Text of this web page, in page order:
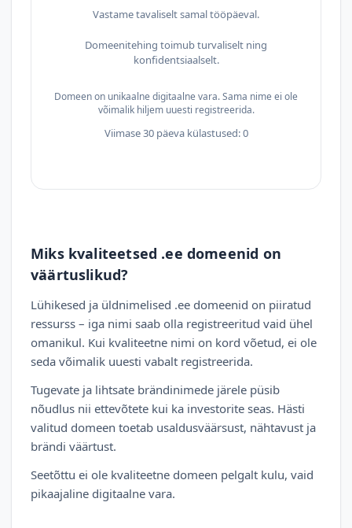
Vastame tavaliselt samal tööpäeval.
Domeenitehing toimub turvaliselt ning
konfidentsiaalselt.
Domeen on unikaalne digitaalne vara. Sama nime ei ole
võimalik hiljem uuesti registreerida.
Viimase 30 päeva külastused: 0
Miks kvaliteetsed .ee domeenid on
väärtuslikud?
Lühikesed ja üldnimelised .ee domeenid on piiratud
ressurss – iga nimi saab olla registreeritud vaid ühel
omanikul. Kui kvaliteetne nimi on kord võetud, ei ole
seda võimalik uuesti vabalt registreerida.
Tugevate ja lihtsate brändinimede järele püsib
nõudlus nii ettevõtete kui ka investorite seas. Hästi
valitud domeen toetab usaldusväärsust, nähtavust ja
brändi väärtust.
Seetõttu ei ole kvaliteetne domeen pelgalt kulu, vaid
pikaajaline digitaalne vara.